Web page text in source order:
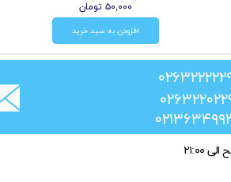
۵۰,۰۰۰ تومان
افزودن به سبد خرید